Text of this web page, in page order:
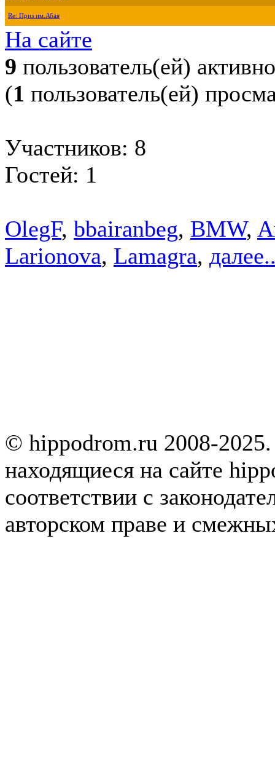
Re: Приз им.Абая
На сайте
9 пользователь(ей) активно
(1 пользователь(ей)
Участников: 8
Гостей: 1
OlegF, bbairanbeg, BMW,
Larionova, Lamagra,
© hippodrom.ru 2008-
находящиеся на сайте
соответствии с
авторском праве и